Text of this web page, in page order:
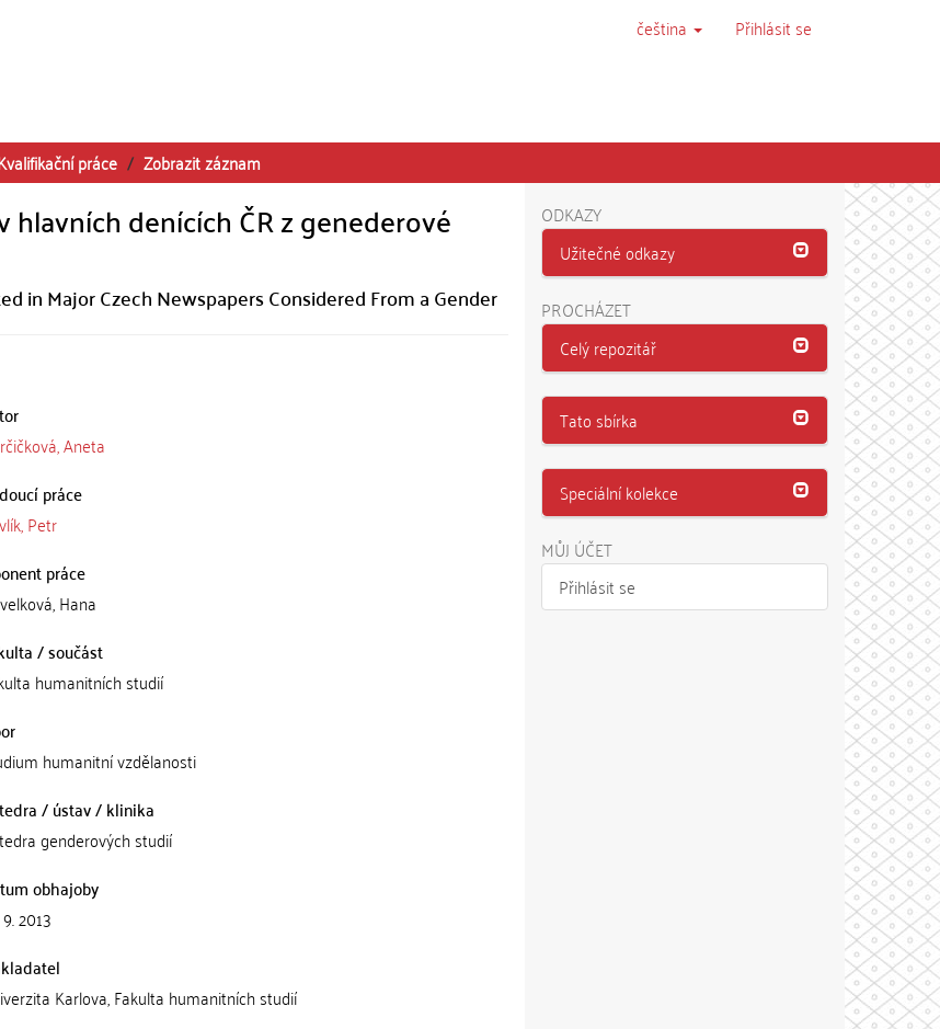
čeština Přihlásit se
práce Zobrazit záznam
denících ČR z genederové
in Major Czech Newspapers Considered From a Gender
Aneta
práce
Petr
práce
Hana
/ součást
humanitních studií
humanitní vzdělanosti
/ ústav / klinika
genderových studií
obhajoby
2013
Karlova, Fakulta humanitních studií
ODKAZY
Užitečné odkazy
PROCHÁZET
Celý repozitář
Tato sbírka
Speciální kolekce
MŮJ ÚČET
Přihlásit se